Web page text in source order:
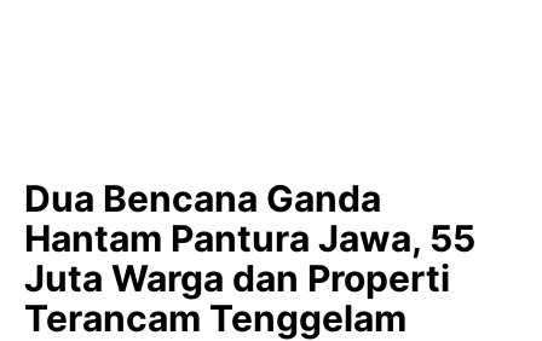
Dua Bencana Ganda
Hantam Pantura Jawa, 55
Juta Warga dan Properti
Terancam Tenggelam